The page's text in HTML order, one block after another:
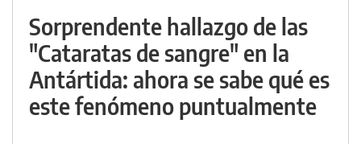
Sorprendente hallazgo de las
"Cataratas de sangre" en la
Antártida: ahora se sabe qué es
este fenómeno puntualmente